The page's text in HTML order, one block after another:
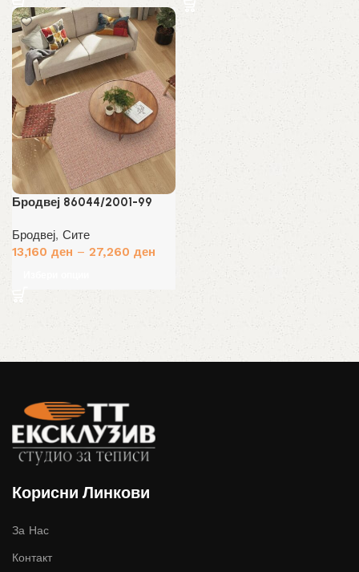
Бродвеј 86044/2001-99
Бродвеј, Сите
13,160 ден – 27,260 ден
Корисни Линкови
За Нас
Контакт